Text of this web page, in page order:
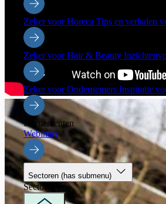
Zeker voor Horeca Tips en verhalen
Zeker voor Hair & Beauty
Zeker voor Ondernemers Inspiratie
Evenementen
Webinars
Sectoren (has submenu)
Sectoren